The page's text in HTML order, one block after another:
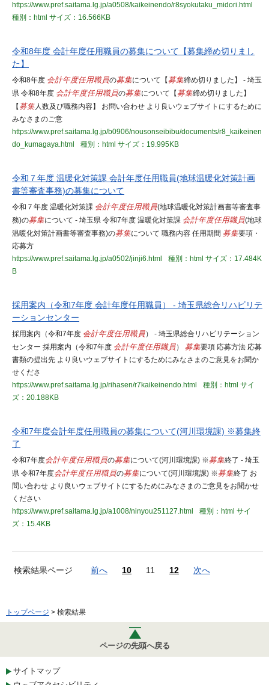
https://www.pref.saitama.lg.jp/a0508/kaikeinendo/r8syokutaku_midori.html
種別：html サイズ：16.566KB
令和8年度 会計年度任用職員の募集について【募集締め切りまし
た】
令和8年度 会計年度任用職員の募集について【 募集締め切りました】 - 埼玉
県 令和8年度 会計年度任用職員の募集について【 募集締め切りました】
【 募集人数及び職務内容】 お問い合わせ より良いウェブサイトにするために
みなさまのご意
https://www.pref.saitama.lg.jp/b0906/nousonseibibu/documents/r8_kaikeinen
do_kumagaya.html
種別：html サイズ：19.995KB
令和７年度 温暖化対策課 会計年度任用職員(地球温暖化対策計画
書等審査事務)の募集について
令和７年度 温暖化対策課 会計年度任用職員(地球温暖化対策計画書等審査事
務)の募集について - 埼玉県 令和7年度 温暖化対策課 会計年度任用職員(地球
温暖化対策計画書等審査事務)の募集について 職務内容 任用期間 募集要項・
応募方
https://www.pref.saitama.lg.jp/a0502/jinji6.html
種別：html サイズ：17.484K
B
採用案内（令和7年度 会計年度任用職員） - 埼玉県総合リハビリテ
ーションセンター
採用案内（令和7年度 会計年度任用職員） - 埼玉県総合リハビリテーション
センター 採用案内（令和7年度 会計年度任用職員） 募集要項 応募方法 応募
書類の提出先 より良いウェブサイトにするためにみなさまのご意見をお聞か
せくださ
https://www.pref.saitama.lg.jp/rihasen/r7kaikeinendo.html
種別：html サイ
ズ：20.188KB
令和7年度会計年度任用職員の募集について(河川環境課) ※募集終
了
令和7年度会計年度任用職員の募集について(河川環境課) ※募集終了 - 埼玉
県 令和7年度会計年度任用職員の募集について(河川環境課) ※募集終了 お
問い合わせ より良いウェブサイトにするためにみなさまのご意見をお聞かせ
ください
https://www.pref.saitama.lg.jp/a1008/ninyou251127.html
種別：html サイ
ズ：15.4KB
検索結果ページ 前へ 10 11 12 次へ
トップページ > 検索結果
ページの先頭へ戻る
サイトマップ